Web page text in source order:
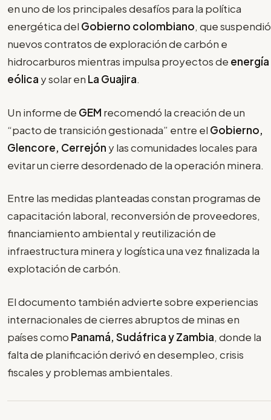
en uno de los principales desafíos para la política
energética del Gobierno colombiano, que suspendió
nuevos contratos de exploración de carbón e
hidrocarburos mientras impulsa proyectos de energía
eólica y solar en La Guajira.
Un informe de GEM recomendó la creación de un
“pacto de transición gestionada” entre el Gobierno,
Glencore, Cerrejón y las comunidades locales para
evitar un cierre desordenado de la operación minera.
Entre las medidas planteadas constan programas de
capacitación laboral, reconversión de proveedores,
financiamiento ambiental y reutilización de
infraestructura minera y logística una vez finalizada la
explotación de carbón.
El documento también advierte sobre experiencias
internacionales de cierres abruptos de minas en
países como Panamá, Sudáfrica y Zambia, donde la
falta de planificación derivó en desempleo, crisis
fiscales y problemas ambientales.